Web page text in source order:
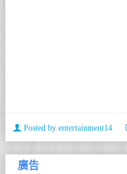
Posted by entertainment14
廣告